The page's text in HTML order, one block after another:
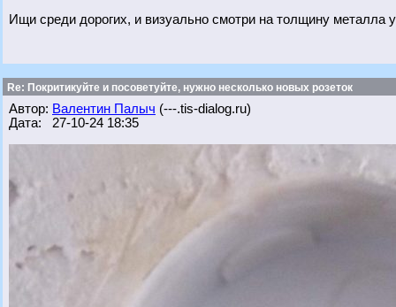
Ищи среди дорогих, и визуально смотри на толщину металла
Re: Покритикуйте и посоветуйте, нужно несколько новых розеток
Автор: Валентин Палыч (---.tis-dialog.ru)
Дата: 27-10-24 18:35